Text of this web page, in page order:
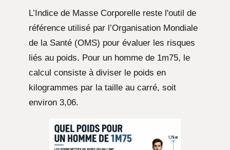
L’Indice de Masse Corporelle reste l'outil de
référence utilisé par l’Organisation Mondiale
de la Santé (OMS) pour évaluer les risques
liés au poids. Pour un homme de 1m75, le
calcul consiste à diviser le poids en
kilogrammes par la taille au carré, soit
environ 3,06.